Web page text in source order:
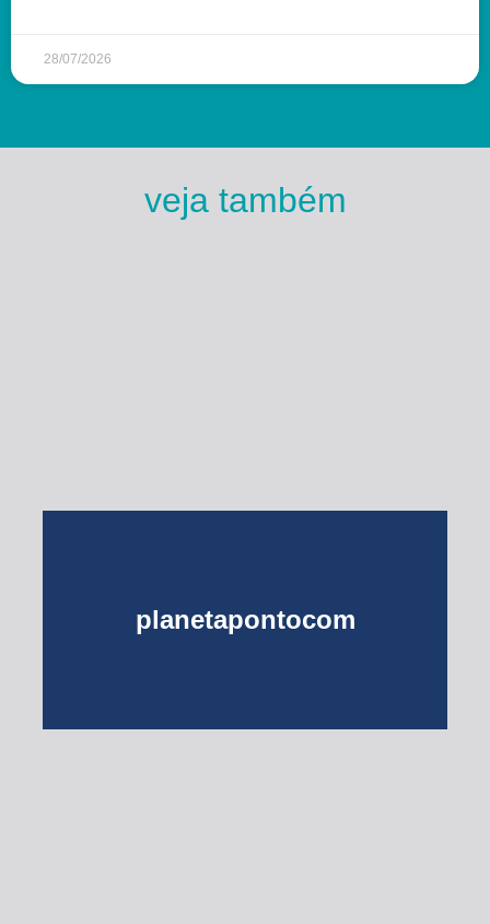
28/07/2026
veja também
planetapontocom